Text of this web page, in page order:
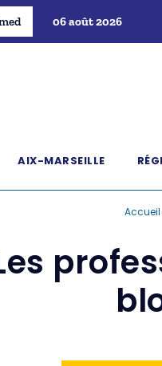
06 août 2026
AIX-MARSEILLE
Accueil